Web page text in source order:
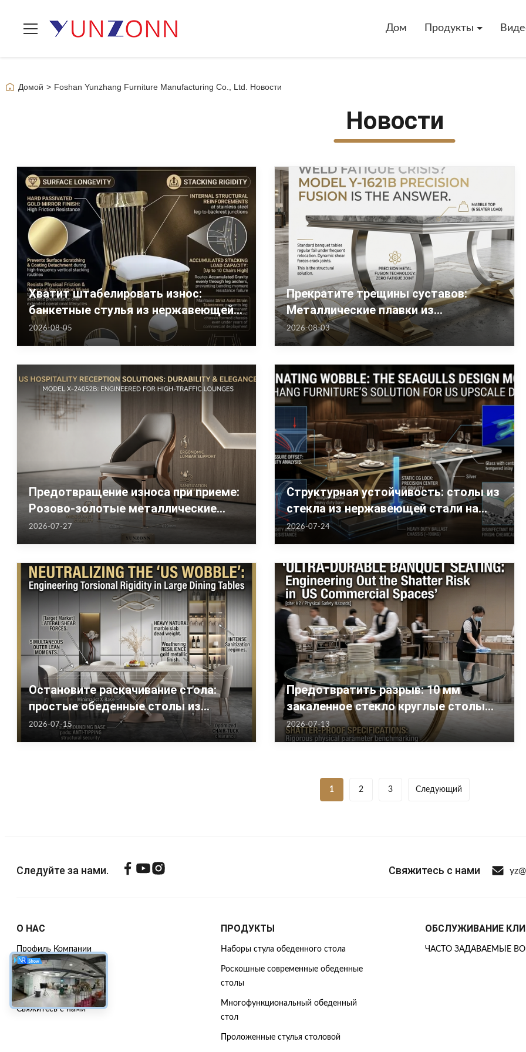
Дом Продукты
Домой > Foshan Yunzhang Furniture Manufacturing Co., Ltd. Новости
Новости
Хватит штабелировать износ:
банкетные стулья из нержавеющей
стали в стиле рококо с золотым
зеркалом для площадок в США
2026-08-05
Прекратите трещины суставов:
Металлические плавки из
нержавеющей стали для отелей США
2026-08-03
Предотвращение износа при приеме:
Розово-золотые металлические
стулья для отдыха в гостиничных
зонах отдыха США
2026-07-27
Структурная устойчивость: столы из
стекла из нержавеющей стали на
основе чайки для США
2026-07-24
Остановите раскачивание стола:
простые обеденные столы из
нержавеющей стали с X-основанием
для заведений в США
2026-07-15
Предотвратить разрыв: 10 мм
закаленное стекло круглые столы
для банкетных залов США
2026-07-13
1 2 3 Следующий
Следуйте за нами. Свяжитесь с нами
О НАС
Профиль Компании
Экскурсия по заводу
Контроль качества
Свяжитесь с нами
ПРОДУКТЫ
Наборы стула обеденного стола
Роскошные современные обеденные
столы
Многофункциональный обеденный
стол
Проложенные стулья столовой
ОБСЛУЖИВАНИЕ
ЧАСТО ЗАДАВАЕМЫЕ